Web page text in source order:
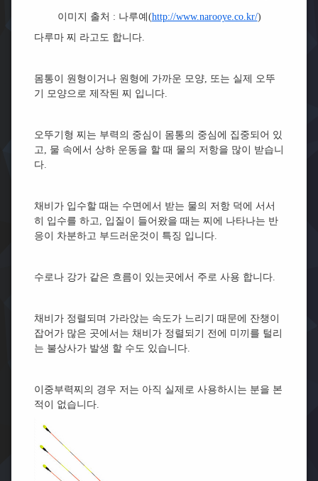
이미지 출처 : 나루예(http://www.narooye.co.kr/)
다루마 찌 라고도 합니다.
몸통이 원형이거나 원형에 가까운 모양, 또는 실제 오뚜
기 모양으로 제작된 찌 입니다.
오뚜기형 찌는 부력의 중심이 몸통의 중심에 집중되어 있
고, 물 속에서 상하 운동을 할 때 물의 저항을 많이 받습니
다.
채비가 입수할 때는 수면에서 받는 물의 저항 덕에 서서
히 입수를 하고, 입질이 들어왔을 때는 찌에 나타나는 반
응이 차분하고 부드러운것이 특징 입니다.
수로나 강가 같은 흐름이 있는곳에서 주로 사용 합니다.
채비가 정렬되며 가라앉는 속도가 느리기 때문에 잔챙이
잡어가 많은 곳에서는 채비가 정렬되기 전에 미끼를 털리
는 불상사가 발생 할 수도 있습니다.
이중부력찌의 경우 저는 아직 실제로 사용하시는 분을 본
적이 없습니다.